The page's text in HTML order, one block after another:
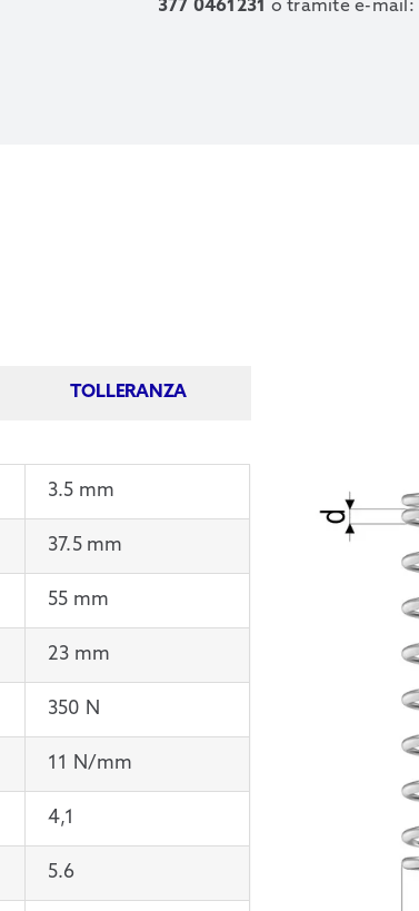
377 0461231 o tramite e-mail:
TOLLERANZA
3.5 mm
37.5 mm
55 mm
23 mm
350 N
11 N/mm
4,1
5.6